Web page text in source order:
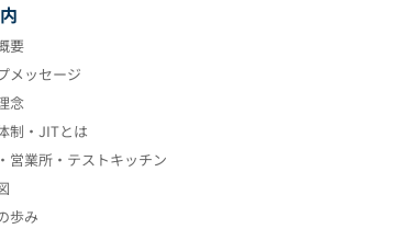
要
メッセージ
念
制・JITとは
営業所・テストキッチン
歩み